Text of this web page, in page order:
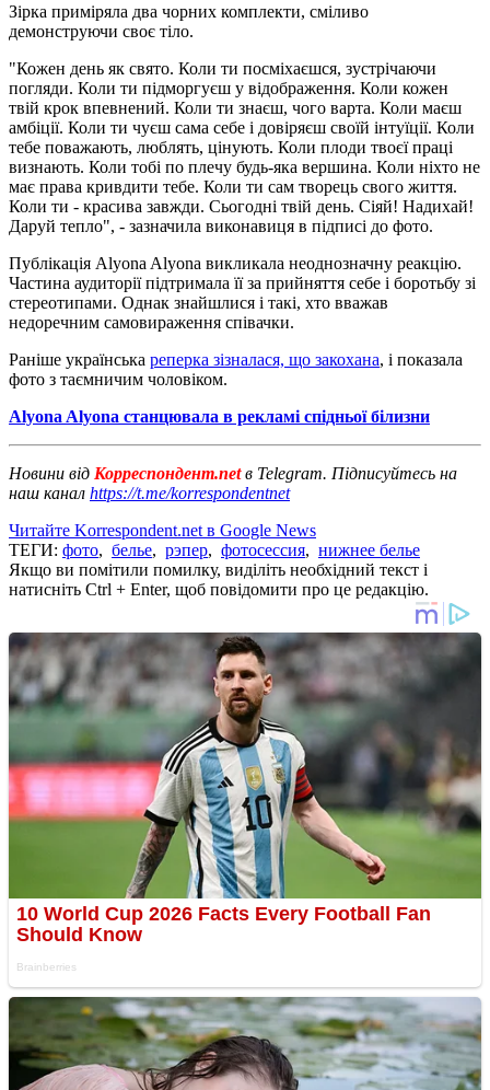
Зірка приміряла два чорних комплекти, сміливо
демонструючи своє тіло.
"Кожен день як свято. Коли ти посміхаєшся, зустрічаючи
погляди. Коли ти підморгуєш у відображення. Коли кожен
твій крок впевнений. Коли ти знаєш, чого варта. Коли маєш
амбіції. Коли ти чуєш сама себе і довіряєш своїй інтуїції. Коли
тебе поважають, люблять, цінують. Коли плоди твоєї праці
визнають. Коли тобі по плечу будь-яка вершина. Коли ніхто не
має права кривдити тебе. Коли ти сам творець свого життя.
Коли ти - красива завжди. Сьогодні твій день. Сіяй! Надихай!
Даруй тепло", - зазначила виконавиця в підписі до фото.
Публікація Alyona Alyona викликала неоднозначну реакцію.
Частина аудиторії підтримала її за прийняття себе і боротьбу зі
стереотипами. Однак знайшлися і такі, хто вважав
недоречним самовираження співачки.
Раніше українська реперка зізналася, що закохана, і показала
фото з таємничим чоловіком.
Alyona Alyona станцювала в рекламі спідньої білизни
Новини від Корреспондент.netв Telegram. Підписуйтесь на
наш канал https://t.me/korrespondentnet
Читайте Korrespondent.net в Google News
ТЕГИ: фото, белье, рэпер, фотосессия, нижнее белье
Якщо ви помітили помилку, виділіть необхідний текст і
натисніть Ctrl + Enter, щоб повідомити про це редакцію.